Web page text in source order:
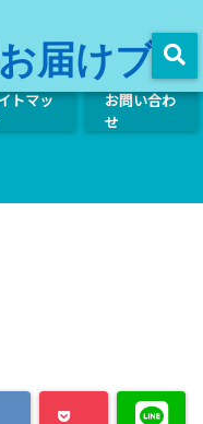
届けブ
トマッ
お問い合わ
せ